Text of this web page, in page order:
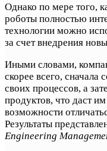
Однако по мере того,
роботы полностью
технологии можно
за счет внедрения
Иными словами,
скорее всего, сначала
своих процессов, а
продуктов, что даст
возможности
Результаты
Engineering